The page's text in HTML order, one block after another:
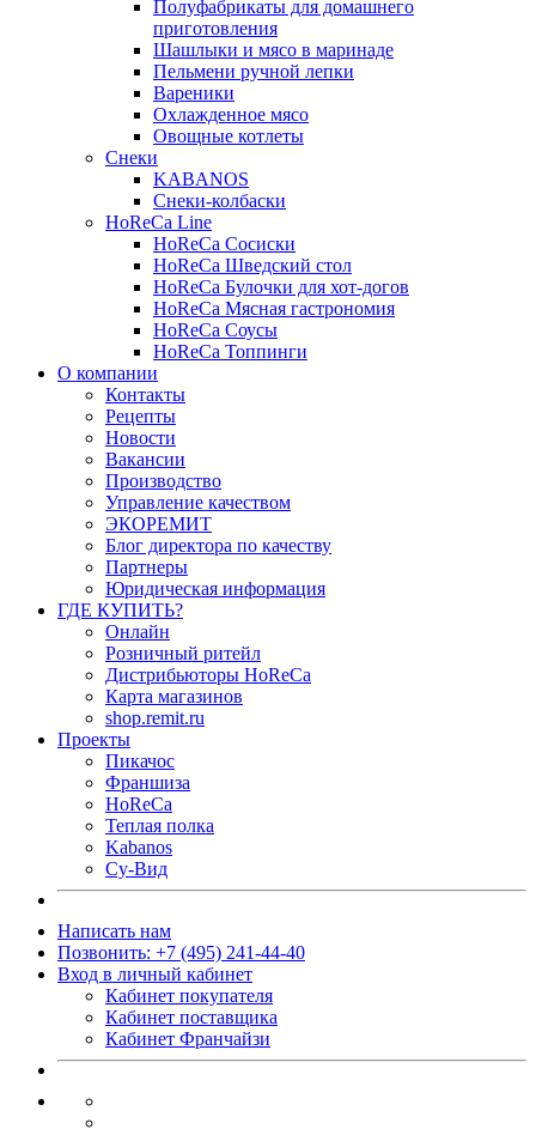
Полуфабрикаты для домашнего
приготовления
Шашлыки и мясо в маринаде
Пельмени ручной лепки
Вареники
Охлажденное мясо
Овощные котлеты
Снеки
KABANOS
Снеки-колбаски
HoReCa Line
HoReCa Сосиски
HoReCa Шведский стол
HoReCa Булочки для хот-догов
HoReCa Мясная гастрономия
HoReCa Соусы
HoReCa Топпинги
О компании
Контакты
Рецепты
Новости
Вакансии
Производство
Управление качеством
ЭКОРЕМИТ
Блог директора по качеству
Партнеры
Юридическая информация
ГДЕ КУПИТЬ?
Онлайн
Розничный ритейл
Дистрибьюторы HoReCa
Карта магазинов
shop.remit.ru
Проекты
Пикачос
Франшиза
HoReCa
Теплая полка
Kabanos
Су-Вид
Написать нам
Позвонить: +7 (495) 241-44-40
Вход в личный кабинет
Кабинет покупателя
Кабинет поставщика
Кабинет Франчайзи